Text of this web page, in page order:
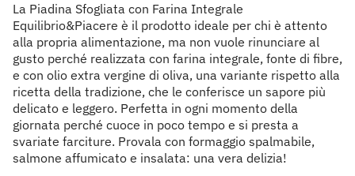
La Piadina Sfogliata con Farina Integrale
Equilibrio&Piacere è il prodotto ideale per chi è attento
alla propria alimentazione, ma non vuole rinunciare al
gusto perché realizzata con farina integrale, fonte di fibre,
e con olio extra vergine di oliva, una variante rispetto alla
ricetta della tradizione, che le conferisce un sapore più
delicato e leggero. Perfetta in ogni momento della
giornata perché cuoce in poco tempo e si presta a
svariate farciture. Provala con formaggio spalmabile,
salmone affumicato e insalata: una vera delizia!